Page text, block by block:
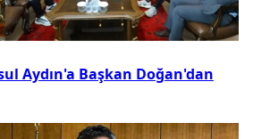
Aydın'a Başkan Doğan'dan